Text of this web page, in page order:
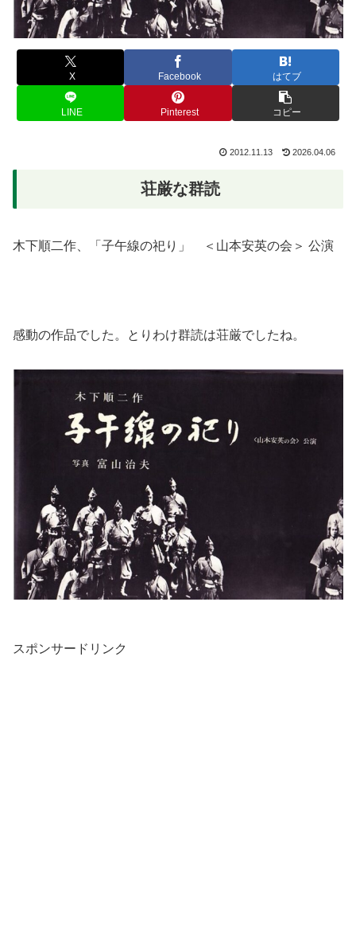
X Facebook はてブ
LINE Pinterest コピー
2012.11.13 2026.04.06
荘厳な群読
木下順二作、「子午線の祀り」 ＜山本安英の会＞ 公演
感動の作品でした。とりわけ群読は荘厳でしたね。
スポンサードリンク